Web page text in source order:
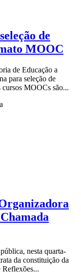
de
MOOC
de Educação a
para seleção de
MOOCs são...
nesta quarta-
da constituição da